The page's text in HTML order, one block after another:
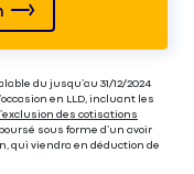
du jusqu’au 31/12/2024
en LLD, incluant les
des cotisations
sous forme d’un avoir
qui viendra en déduction de